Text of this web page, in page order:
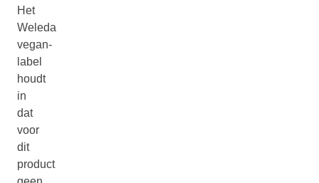
Het
Weleda
vegan-
label
houdt
in
dat
voor
dit
product